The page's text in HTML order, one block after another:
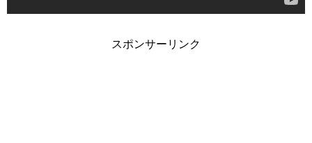
スポンサーリンク